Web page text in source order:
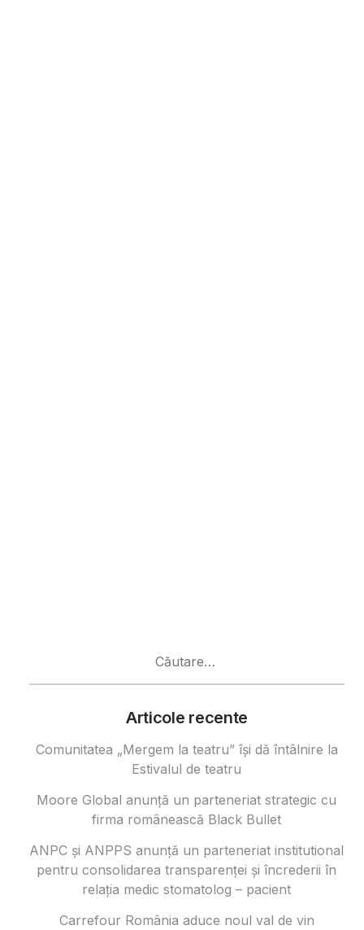
Articole recente
Comunitatea „Mergem la teatru” își dă întâlnire la
Estivalul de teatru
Moore Global anunță un parteneriat strategic cu
firma românească Black Bullet
ANPC și ANPPS anunță un parteneriat institutional
pentru consolidarea transparenței și încrederii în
relația medic stomatolog – pacient
Carrefour România aduce noul val de vin